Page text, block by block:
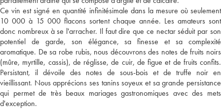
Ce vin est signé en quantité infinitésimale dans la mesure où seulement
10 000 à 15 000 flacons sortent chaque année. Les amateurs sont
donc nombreux à se l'arracher. Il faut dire que ce nectar séduit par son
potentiel de garde, son élégance, sa finesse et sa complexité
aromatique. De sa robe rubis, nous découvrons des notes de fruits noirs
(mûre, myrtille, cassis), de réglisse, de cuir, de figue et de fruits confits.
Persistant, il dévoile des notes de sous-bois et de truffe noir en
vieillissant. Nous apprécions ses tanins soyeux et sa grande persistance
qui permet de très beaux mariages gastronomiques avec des mets
d'exception.